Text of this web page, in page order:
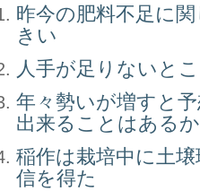
昨今の肥料不足に
きい
人手が足りないと
年々勢いが増すと
出来ることはあるか
稲作は栽培中に土
信を得た